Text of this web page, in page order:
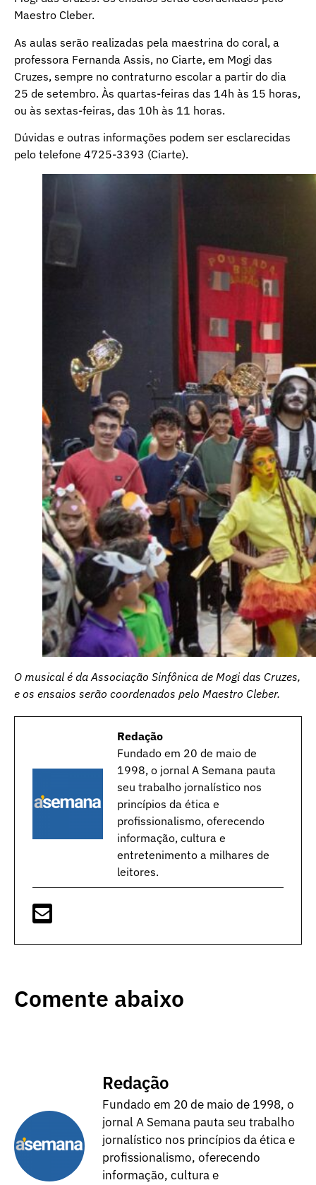
Maestro Cleber.
As aulas serão realizadas pela maestrina do coral, a
professora Fernanda Assis, no Ciarte, em Mogi das
Cruzes, sempre no contraturno escolar a partir do dia
25 de setembro. Às quartas-feiras das 14h às 15 horas,
ou às sextas-feiras, das 10h às 11 horas.
Dúvidas e outras informações podem ser esclarecidas
pelo telefone 4725-3393 (Ciarte).
O musical é da Associação Sinfônica de Mogi das Cruzes,
e os ensaios serão coordenados pelo Maestro Cleber.
Redação
Fundado em 20 de maio de
1998, o jornal A Semana pauta
seu trabalho jornalístico nos
princípios da ética e
profissionalismo, oferecendo
informação, cultura e
entretenimento a milhares de
leitores.
Comente abaixo
Redação
Fundado em 20 de maio de 1998, o
jornal A Semana pauta seu trabalho
jornalístico nos princípios da ética e
profissionalismo, oferecendo
informação, cultura e